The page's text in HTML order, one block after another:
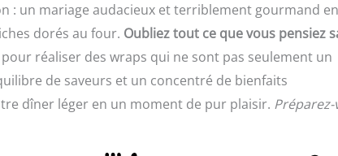
: un mariage audacieux et terriblement gourmand
dorés au four. Oubliez tout ce que vous pensiez
réaliser des wraps qui ne sont pas seulement un
de saveurs et un concentré de bienfaits
dîner léger en un moment de pur plaisir. Préparez-